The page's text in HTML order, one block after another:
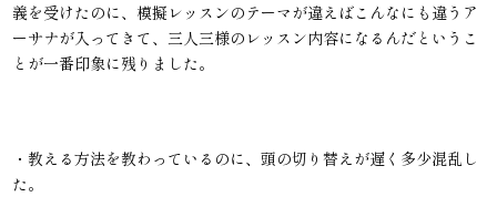
義を受けたのに、模擬レッスンのテーマが違えばこんなにも違うア
ーサナが入ってきて、三人三様のレッスン内容になるんだというこ
とが一番印象に残りました。
・教える方法を教わっているのに、頭の切り替えが遅く多少混乱し
た。